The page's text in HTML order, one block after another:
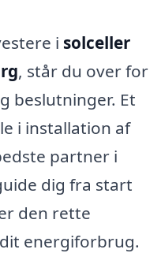
i solceller
, står du over for
beslutninger. Et
i installation af
partner i
dig fra start
den rette
energiforbrug.